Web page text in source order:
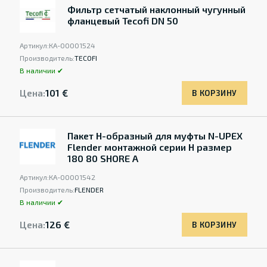
Фильтр сетчатый наклонный чугунный
фланцевый Tecofi DN 50
Артикул:КА-00001524
Производитель:TECOFI
В наличии ✔
Цена:101 € В КОРЗИНУ
Пакет Н-образный для муфты N-UPEX
Flender монтажной серии Н размер
180 80 SHORE A
Артикул:КА-00001542
Производитель:FLENDER
В наличии ✔
Цена:126 € В КОРЗИНУ